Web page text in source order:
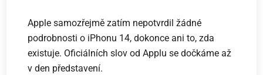
Apple samozřejmě zatím nepotvrdil žádné
podrobnosti o iPhonu 14, dokonce ani to, zda
existuje. Oficiálních slov od Applu se dočkáme až
v den představení.